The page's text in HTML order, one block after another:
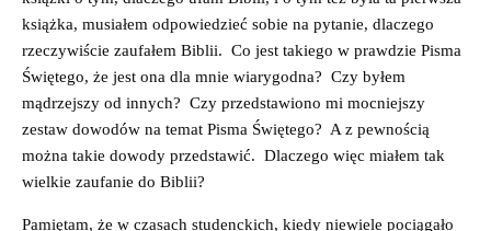
książka, musiałem odpowiedzieć sobie na pytanie, dlaczego
rzeczywiście zaufałem Biblii. Co jest takiego w prawdzie Pisma
Świętego, że jest ona dla mnie wiarygodna? Czy byłem
mądrzejszy od innych? Czy przedstawiono mi mocniejszy
zestaw dowodów na temat Pisma Świętego? A z pewnością
można takie dowody przedstawić. Dlaczego więc miałem tak
wielkie zaufanie do Biblii?
Pamiętam, że w czasach studenckich, kiedy niewiele pociągało